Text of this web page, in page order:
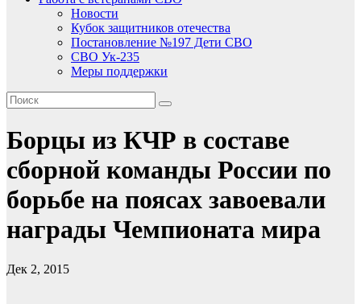
Новости
Кубок защитников отечества
Постановление №197 Дети СВО
СВО Ук-235
Меры поддержки
Борцы из КЧР в составе
сборной команды России по
борьбе на поясах завоевали
награды Чемпионата мира
Дек 2, 2015